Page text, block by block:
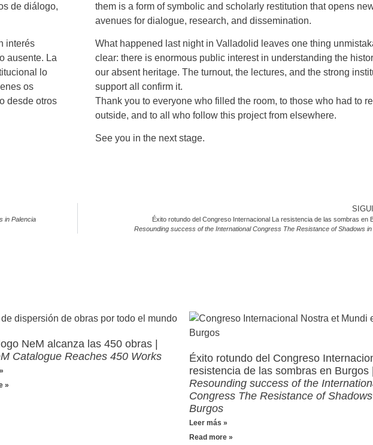
de diálogo,
interés
ausente. La
lo
os
desde otros
them is a form of symbolic and scholarly restitution that opens
avenues for dialogue, research, and dissemination.
What happened last night in Valladolid leaves one thing
clear: there is enormous public interest in understanding the
our absent heritage. The turnout, the lectures, and the strong
support all confirm it.
Thank you to everyone who filled the room, to those who had to
outside, and to all who follow this project from elsewhere.
See you in the next stage.
in Palencia
Éxito rotundo del Congreso Internacional La resistencia de las sombras en
Resounding success of the International Congress The Resistance of Shadows
NeM alcanza las 450 obras |
Catalogue Reaches 450 Works
»
Éxito rotundo del Congreso
resistencia de las sombras en Burgos |
Resounding success of the
Congress The Resistance of
Burgos
Leer más »
Read more »